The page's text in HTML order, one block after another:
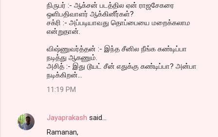
நிருபர் :- ஆக்சன் படத்தில ஏன் ராஜசேகரை
ஒளிபதிவாளர் ஆக்கினீர்கள்?
சக்ரி :- அப்படியாவது தொப்பையை மறைக்கலாம
என்றுதான்.
விஷ்ணுவர்த்தன் :- இந்த சீனில நீங்க கண்டிப்பா
நடித்து ஆகணும்.
அசித் :- இது டூயட் சீன் எதுக்கு கண்டிப்பா? அன்பா
நடிக்கிறன்...
11:19 PM
Jayaprakash said…
Ramanan,